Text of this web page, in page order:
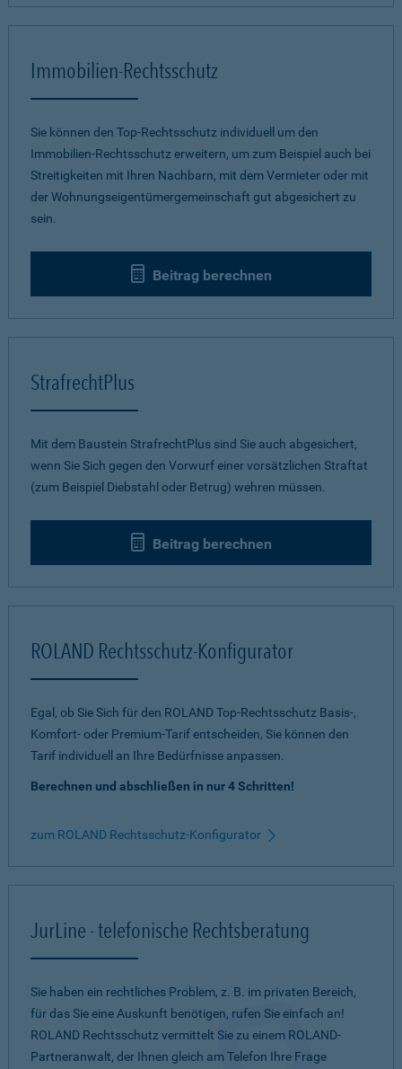
Immobilien-Rechtsschutz
Sie können den Top-Rechtsschutz individuell um den
Immobilien-Rechtsschutz erweitern, um zum Beispiel auch bei
Streitigkeiten mit Ihren Nachbarn, mit dem Vermieter oder mit
der Wohnungseigentümergemeinschaft gut abgesichert zu
sein.
Beitrag berechnen
StrafrechtPlus
Mit dem Baustein StrafrechtPlus sind Sie auch abgesichert,
wenn Sie Sich gegen den Vorwurf einer vorsätzlichen Straftat
(zum Beispiel Diebstahl oder Betrug) wehren müssen.
Beitrag berechnen
ROLAND Rechtsschutz-Konfigurator
Egal, ob Sie Sich für den ROLAND Top-Rechtsschutz Basis-,
Komfort- oder Premium-Tarif entscheiden, Sie können den
Tarif individuell an Ihre Bedürfnisse anpassen.
Berechnen und abschließen in nur 4 Schritten!
zum ROLAND Rechtsschutz-Konfigurator
JurLine - telefonische Rechtsberatung
Sie haben ein rechtliches Problem, z. B. im privaten Bereich,
für das Sie eine Auskunft benötigen, rufen Sie einfach an!
ROLAND Rechtsschutz vermittelt Sie zu einem ROLAND-
Partneranwalt, der Ihnen gleich am Telefon Ihre Frage